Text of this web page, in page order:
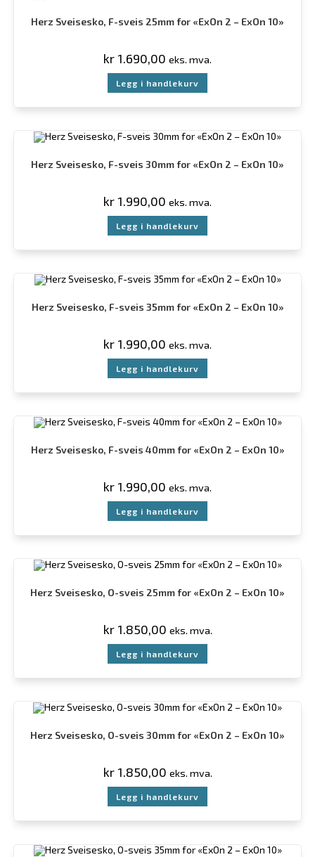
Herz Sveisesko, F-sveis 25mm for «ExOn 2 – ExOn 10»
kr 1.690,00 eks. mva.
Legg i handlekurv
Herz Sveisesko, F-sveis 30mm for «ExOn 2 – ExOn 10»
kr 1.990,00 eks. mva.
Legg i handlekurv
Herz Sveisesko, F-sveis 35mm for «ExOn 2 – ExOn 10»
kr 1.990,00 eks. mva.
Legg i handlekurv
Herz Sveisesko, F-sveis 40mm for «ExOn 2 – ExOn 10»
kr 1.990,00 eks. mva.
Legg i handlekurv
Herz Sveisesko, O-sveis 25mm for «ExOn 2 – ExOn 10»
kr1.850,00 eks. mva.
Legg i handlekurv
Herz Sveisesko, O-sveis 30mm for «ExOn 2 – ExOn 10»
kr1.850,00 eks. mva.
Legg i handlekurv